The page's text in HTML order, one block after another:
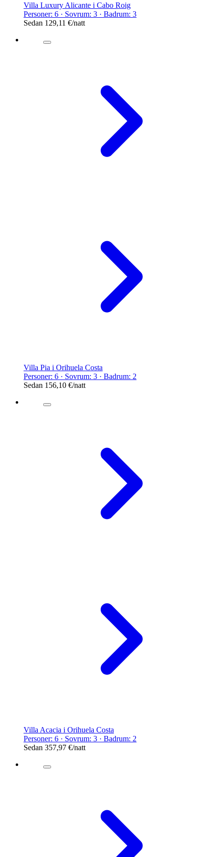
Villa Luxury Alicante i Cabo Roig
Personer: 6 · Sovrum: 3 · Badrum: 3
Sedan 129,11 €/natt
Villa Pia i Orihuela Costa
Personer: 6 · Sovrum: 3 · Badrum: 2
Sedan 156,10 €/natt
Villa Acacia i Orihuela Costa
Personer: 6 · Sovrum: 3 · Badrum: 2
Sedan 357,97 €/natt